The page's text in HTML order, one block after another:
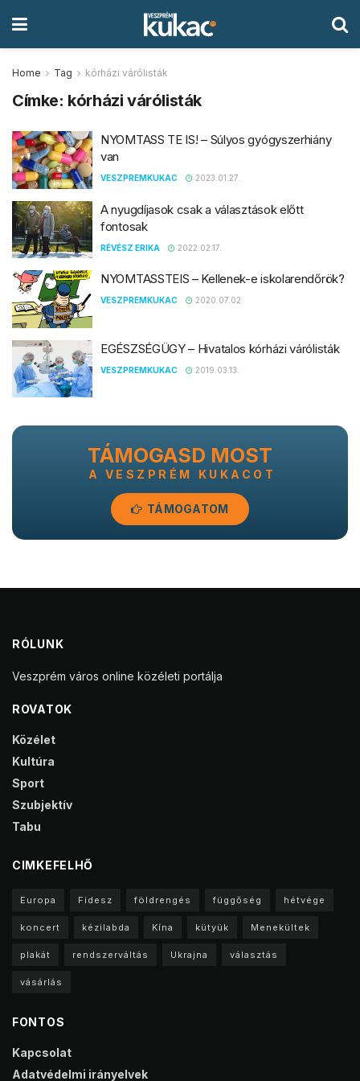
Home Tag kórházi várólisták
Címke: kórházi várólisták
NYOMTASS TE IS! – Súlyos gyógyszerhiány
van
VESZPREMKUKAC 2023.01.27.
A nyugdíjasok csak a választások előtt
fontosak
RÉVÉSZ ERIKA 2022.02.17.
NYOMTASSTEIS – Kellenek-e iskolarendőrök?
VESZPREMKUKAC 2020.07.02.
EGÉSZSÉGÜGY – Hivatalos kórházi várólisták
VESZPREMKUKAC 2019.03.13.
TÁMOGASD MOST
A VESZPRÉM KUKACOT
TÁMOGATOM
RÓLUNK
Veszprém város online közéleti portálja
ROVATOK
Közélet
Kultúra
Sport
Szubjektív
Tabu
CIMKEFELHŐ
Europa Fidesz földrengés függőség hétvége
koncert kézilabda Kína kütyük Menekültek
plakát rendszerváltás Ukrajna választás
vásárlás
FONTOS
Kapcsolat
Adatvédelmi irányelvek